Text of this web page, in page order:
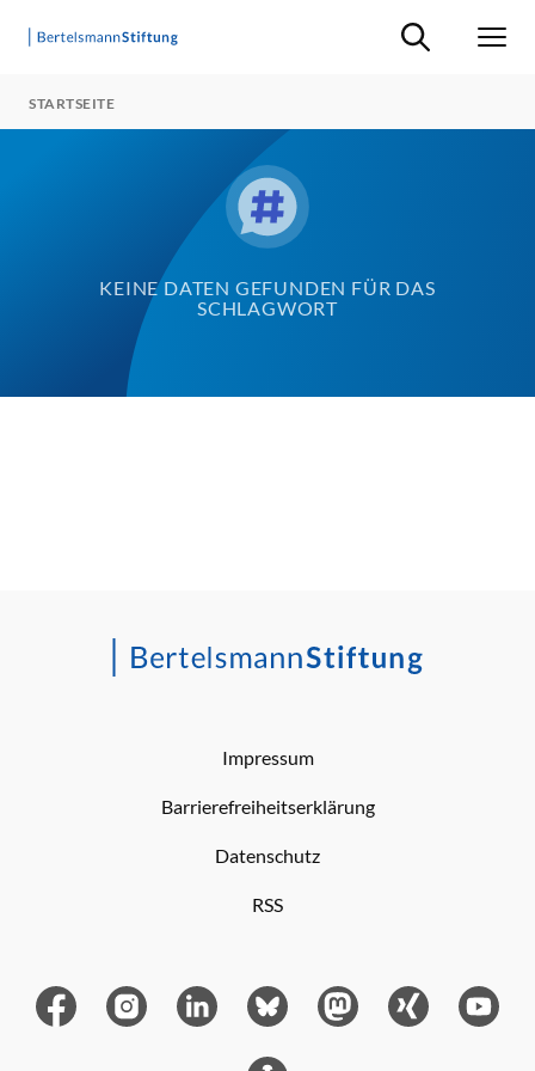
Suche ein-/
STARTSEITE
KEINE DATEN GEFUNDEN FÜR DAS
SCHLAGWORT
Impressum
Barrierefreiheitserklärung
Datenschutz
RSS